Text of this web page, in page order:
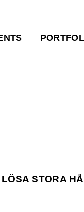
STORA